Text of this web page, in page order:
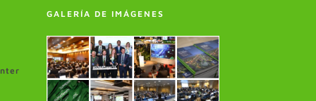
GALERÍA DE IMÁGENES